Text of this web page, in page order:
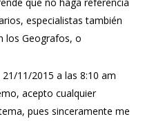
especialistas también
los Geografos, o
21/11/2015 a las 8:10 am
acepto cualquier
pues sinceramente me